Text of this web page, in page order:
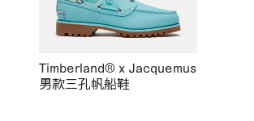
Timberland® x Jacquemus
男款三孔帆船鞋